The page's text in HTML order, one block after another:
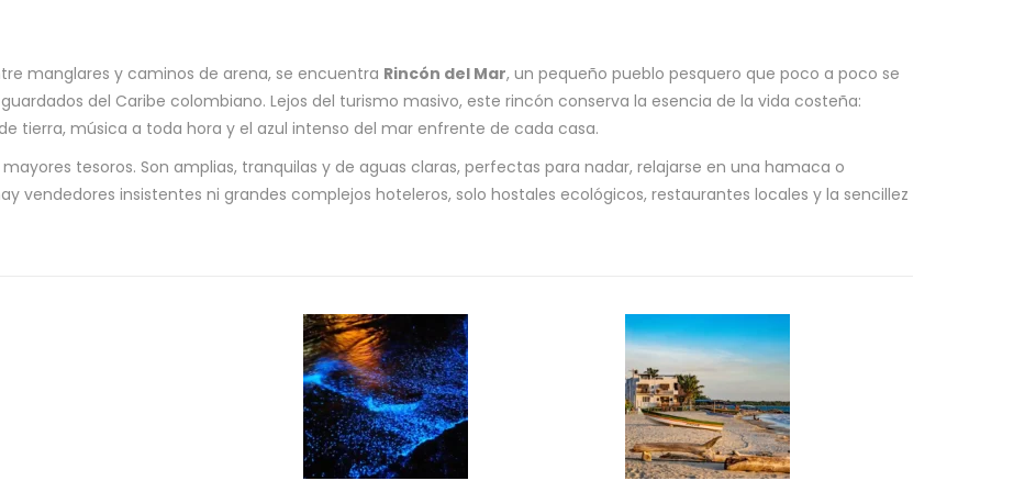
manglares y caminos de arena, se encuentra Rincón del Mar, un pequeño pueblo pesquero que poco a poco se
del Caribe colombiano. Lejos del turismo masivo, este rincón conserva la esencia de la vida costeña:
tierra, música a toda hora y el azul intenso del mar enfrente de cada casa.
tesoros. Son amplias, tranquilas y de aguas claras, perfectas para nadar, relajarse en una hamaca o
vendedores insistentes ni grandes complejos hoteleros, solo hostales ecológicos, restaurantes locales y la sencillez